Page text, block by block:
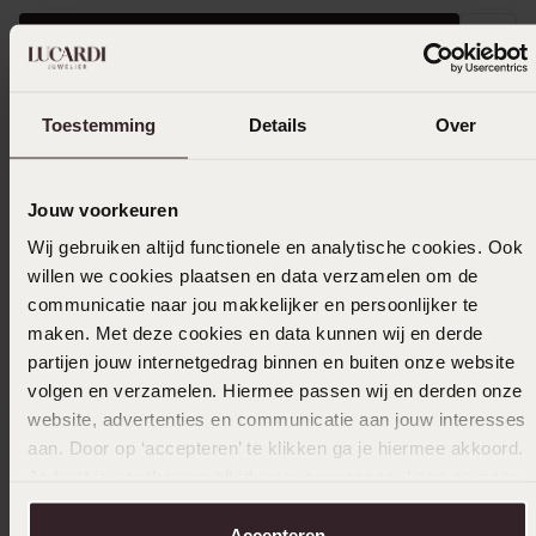
Toestemming Details Over
Jouw voorkeuren
Wij gebruiken altijd functionele en analytische cookies. Ook
willen we cookies plaatsen en data verzamelen om de
communicatie naar jou makkelijker en persoonlijker te
maken. Met deze cookies en data kunnen wij en derde
partijen jouw internetgedrag binnen en buiten onze website
volgen en verzamelen. Hiermee passen wij en derden onze
website, advertenties en communicatie aan jouw interesses
aan. Door op ‘accepteren’ te klikken ga je hiermee akkoord.
over in onscookiebeleid.
Ook leuk voor jou